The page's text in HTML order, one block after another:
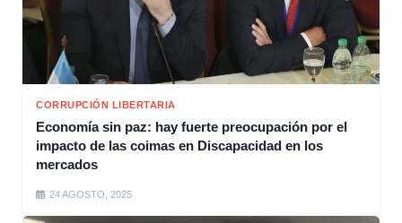
CORRUPCIÓN LIBERTARIA
Economía sin paz: hay fuerte preocupación por el
impacto de las coimas en Discapacidad en los
mercados
24 AGOSTO, 2025